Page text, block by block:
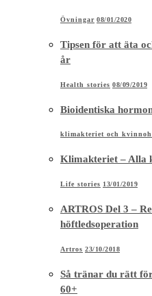
Övningar 08/01/2020
Tipsen för att äta
år
Health stories 08/09/2019
Bioidentiska
klimakteriet och
Klimakteriet – Alla
Life stories 13/01/2019
ARTROS Del 3 –
höftledsoperation
Artros 23/10/2018
Så tränar du rätt
60+